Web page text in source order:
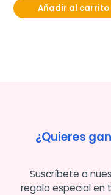
Añadir al carrito
¿Quieres
Suscríbete a
regalo especial en